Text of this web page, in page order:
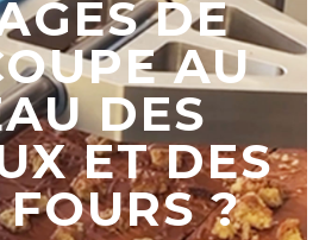
DE
AU
DES
ET DES
?